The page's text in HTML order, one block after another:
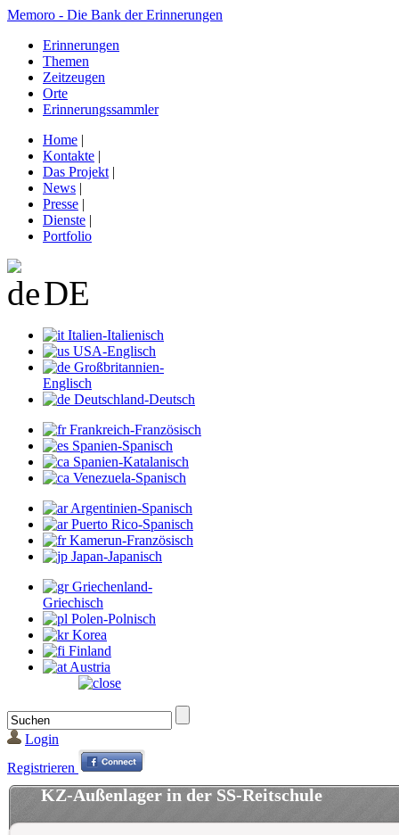
Memoro - Die Bank der Erinnerungen
Erinnerungen
Themen
Zeitzeugen
Orte
Erinnerungssammler
Home |
Kontakte |
Das Projekt |
News |
Presse |
Dienste |
Portfolio
DE
Italien-Italienisch
USA-Englisch
Großbritannien-
Englisch
Deutschland-Deutsch
Frankreich-Französisch
Spanien-Spanisch
Spanien-Katalanisch
Venezuela-Spanisch
Argentinien-Spanisch
Puerto Rico-Spanisch
Kamerun-Französisch
Japan-Japanisch
Griechenland-
Griechisch
Polen-Polnisch
Korea
Finland
Austria
Login
Registrieren
KZ-Außenlager in der SS-Reitschule